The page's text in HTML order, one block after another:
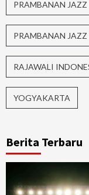
PRAMBANAN JAZZ
PRAMBANAN
RAJAWALI
YOGYAKARTA
Berita Terbaru